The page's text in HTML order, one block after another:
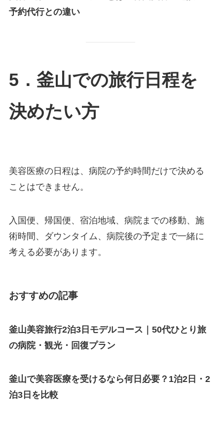
予約代行との違い
5．釜山での旅行日程を
決めたい方
美容医療の日程は、病院の予約時間だけで決める
ことはできません。
入国便、帰国便、宿泊地域、病院までの移動、施
術時間、ダウンタイム、病院後の予定まで一緒に
考える必要があります。
おすすめの記事
釜山美容旅行2泊3日モデルコース｜50代ひとり旅
の病院・観光・回復プラン
釜山で美容医療を受けるなら何日必要？1泊2日・2
泊3日を比較